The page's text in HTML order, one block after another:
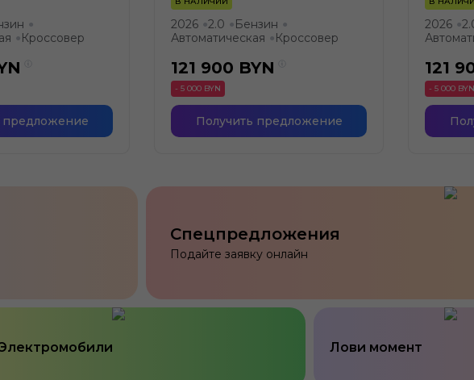
●
● Кроссовер
предложение
2026 ●2.0 ● Бензин ●
Автоматическая ● Кроссовер
121 900 BYN
- 5 000 BYN
Получить предложение
2026 ●
121
- 5 000 BYN
Спецпредложения
Подайте заявку онлайн
Лови момент